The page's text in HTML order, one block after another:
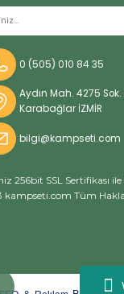
0 (505) 010 84 35
Aydın Mah. 4275 Sok.
Karabağlar İZMİR
bilgi@kampseti.com
256bit SSL Sertifikası
Tüm